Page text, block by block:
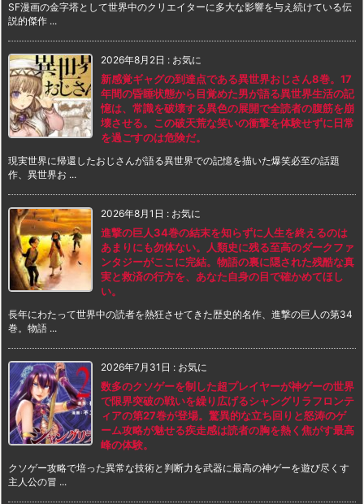
SF漫画の金字塔として世界中のクリエイターに多大な影響を与え続けている伝
説的傑作 ...
2026年8月2日 : お気に
新感覚ギャグの到達点である異世界おじさん8巻。17
年間の昏睡状態から目覚めた男が語る異世界生活の記
憶は、常識を破壊する異色の展開で全読者の腹筋を崩
壊させる。この破天荒な笑いの衝撃を体験せずに日常
を過ごすのは危険だ。
現実世界に帰還したおじさんが語る異世界での記憶を描いた爆笑必至の話題
作、異世界お ...
2026年8月1日 : お気に
進撃の巨人34巻の結末を知らずに人生を終えるのは
あまりにも勿体ない。人類史に残る至高のダークファ
ンタジーがここに完結。物語の裏に隠された残酷な真
実と救済の行方を、あなた自身の目で確かめてほし
い。
長年にわたって世界中の読者を熱狂させてきた歴史的名作、進撃の巨人の第34
巻。物語 ...
2026年7月31日 : お気に
数多のクソゲーを制した超プレイヤーが神ゲーの世界
で限界突破の戦いを繰り広げるシャングリラフロンテ
ィアの第27巻が登場。驚異的な立ち回りと怒涛のゲ
ーム攻略が魅せる疾走感は読者の胸を熱く焦がす最高
峰の体験。
クソゲー攻略で培った異常な技術と判断力を武器に最高の神ゲーを遊び尽くす
主人公の冒 ...